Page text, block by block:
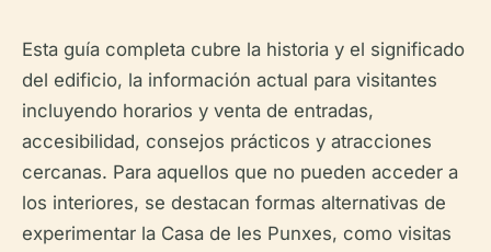
Esta guía completa cubre la historia y el significado
del edificio, la información actual para visitantes
incluyendo horarios y venta de entradas,
accesibilidad, consejos prácticos y atracciones
cercanas. Para aquellos que no pueden acceder a
los interiores, se destacan formas alternativas de
experimentar la Casa de les Punxes, como visitas